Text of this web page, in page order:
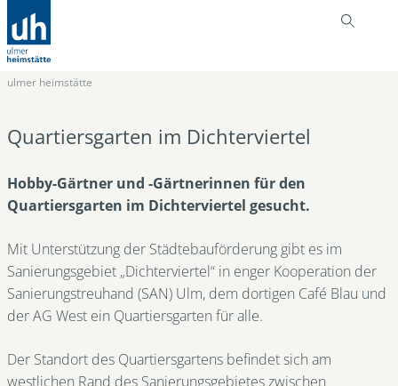
ulmer heimstätte
Quartiersgarten im Dichterviertel
Hobby-Gärtner und -Gärtnerinnen für den
Quartiersgarten im Dichterviertel gesucht.
Mit Unterstützung der Städtebauförderung gibt es im
Sanierungsgebiet „Dichterviertel“ in enger Kooperation der
Sanierungstreuhand (SAN) Ulm, dem dortigen Café Blau und
der AG West ein Quartiersgarten für alle.
Der Standort des Quartiersgartens befindet sich am
westlichen Rand des Sanierungsgebietes zwischen